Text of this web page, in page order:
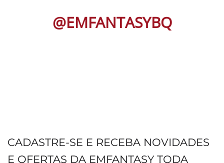
@EMFANTASYBQ
CADASTRE-SE E RECEBA NOVIDADES
E OFERTAS DA EMFANTASY TODA